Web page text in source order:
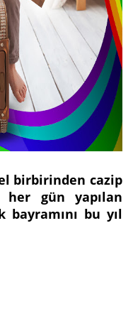
birbirinden cazip
gün yapılan
bu yıl